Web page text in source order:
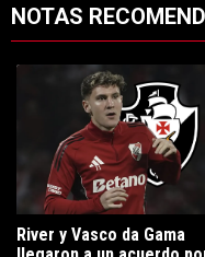
NOTAS
Un artículo de tendencia
River y Vasco da Gama